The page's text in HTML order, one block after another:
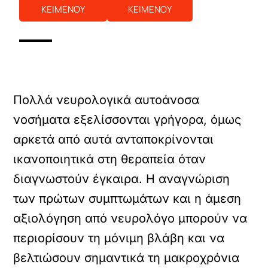
ΚΕΙΜΕΝΟΥ
ΚΕΙΜΕΝΟΥ
Πολλά νευρολογικά αυτοάνοσα
νοσήματα εξελίσσονται γρήγορα, όμως
αρκετά από αυτά ανταποκρίνονται
ικανοποιητικά στη θεραπεία όταν
διαγνωστούν έγκαιρα. Η αναγνώριση
των πρώτων συμπτωμάτων και η άμεση
αξιολόγηση από νευρολόγο μπορούν να
περιορίσουν τη μόνιμη βλάβη και να
βελτιώσουν σημαντικά τη μακροχρόνια